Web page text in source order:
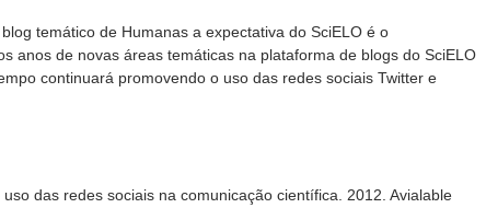
temático de Humanas a expectativa do SciELO é o
anos de novas áreas temáticas na plataforma de blogs do SciELO
continuará promovendo o uso das redes sociais Twitter e
das redes sociais na comunicação científica. 2012. Avialable